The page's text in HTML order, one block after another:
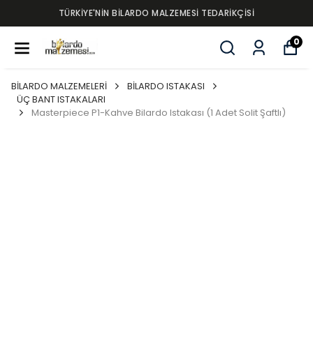
TÜRKİYE'NİN BİLARDO MALZEMESİ TEDARİKÇİSİ
0
BİLARDO MALZEMELERİ
BİLARDO ISTAKASI
ÜÇ BANT ISTAKALARI
Masterpiece P1-Kahve Bilardo Istakası (1 Adet Solit Şaftlı)